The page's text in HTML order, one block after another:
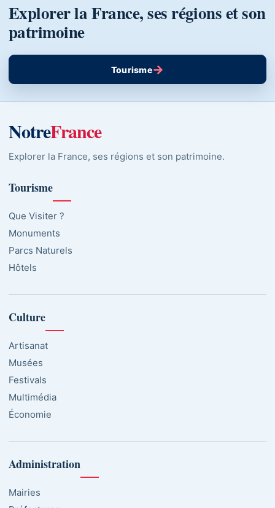
Explorer la France, ses régions et son
patrimoine
Tourisme→
NotreFrance
Explorer la France, ses régions et son patrimoine.
Tourisme
Que Visiter ?
Monuments
Parcs Naturels
Hôtels
Culture
Artisanat
Musées
Festivals
Multimédia
Économie
Administration
Mairies